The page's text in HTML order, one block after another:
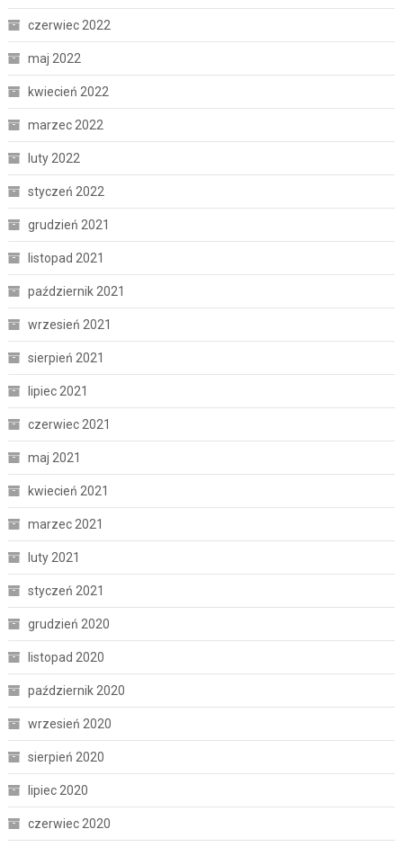
czerwiec 2022
maj 2022
kwiecień 2022
marzec 2022
luty 2022
styczeń 2022
grudzień 2021
listopad 2021
październik 2021
wrzesień 2021
sierpień 2021
lipiec 2021
czerwiec 2021
maj 2021
kwiecień 2021
marzec 2021
luty 2021
styczeń 2021
grudzień 2020
listopad 2020
październik 2020
wrzesień 2020
sierpień 2020
lipiec 2020
czerwiec 2020